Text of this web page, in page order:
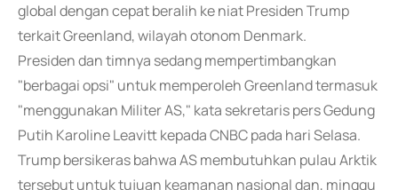
global dengan cepat beralih ke niat Presiden Trump
terkait Greenland, wilayah otonom Denmark.
Presiden dan timnya sedang mempertimbangkan
"berbagai opsi" untuk memperoleh Greenland termasuk
"menggunakan Militer AS," kata sekretaris pers Gedung
Putih Karoline Leavitt kepada CNBC pada hari Selasa.
Trump bersikeras bahwa AS membutuhkan pulau Arktik
tersebut untuk tujuan keamanan nasional dan, minggu